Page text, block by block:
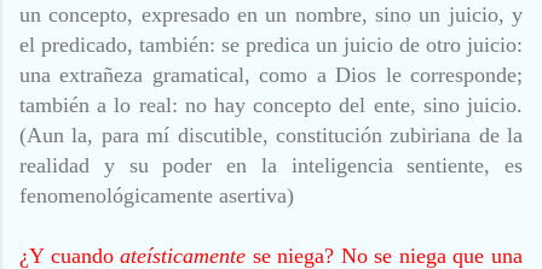
un concepto, expresado en un nombre, sino un juicio, y
el predicado, también: se predica un juicio de otro juicio:
una extrañeza gramatical, como a Dios le corresponde;
también a lo real: no hay concepto del ente, sino juicio.
(Aun la, para mí discutible, constitución zubiriana de la
realidad y su poder en la inteligencia sentiente, es
fenomenológicamente asertiva)
¿Y cuandoateísticamente se niega? No se niega que una